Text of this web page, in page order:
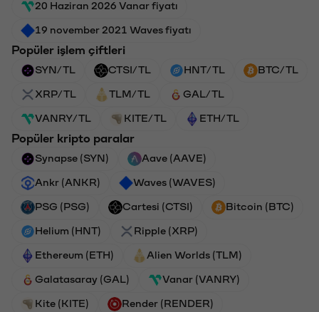
20 Haziran 2026 Vanar fiyatı
19 november 2021 Waves fiyatı
Popüler işlem çiftleri
SYN/TL CTSI/TL HNT/TL BTC/TL
XRP/TL TLM/TL GAL/TL
VANRY/TL KITE/TL ETH/TL
Popüler kripto paralar
Synapse (SYN) Aave (AAVE)
Ankr (ANKR) Waves (WAVES)
PSG (PSG) Cartesi (CTSI) Bitcoin (BTC)
Helium (HNT) Ripple (XRP)
Ethereum (ETH) Alien Worlds (TLM)
Galatasaray (GAL) Vanar (VANRY)
Kite (KITE) Render (RENDER)